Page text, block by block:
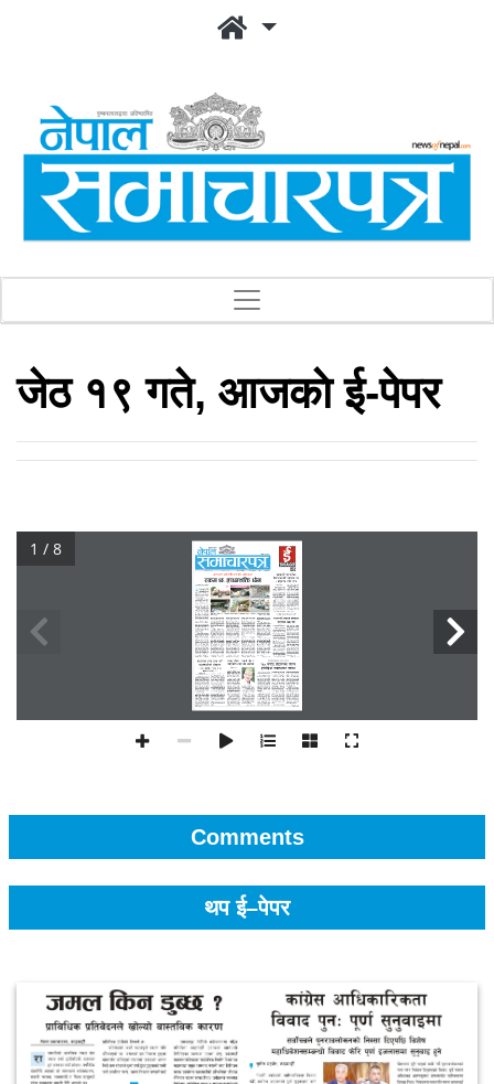
जेठ १९ गते, आजकाे ई-पेपर
1 / 8
Comments
थप ई–पेपर